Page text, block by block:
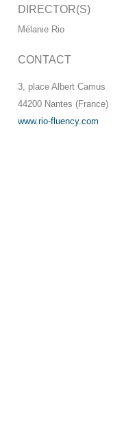
DIRECTOR(S)
Mélanie Rio
CONTACT
3, place Albert Camus
44200 Nantes (France)
www.rio-fluency.com